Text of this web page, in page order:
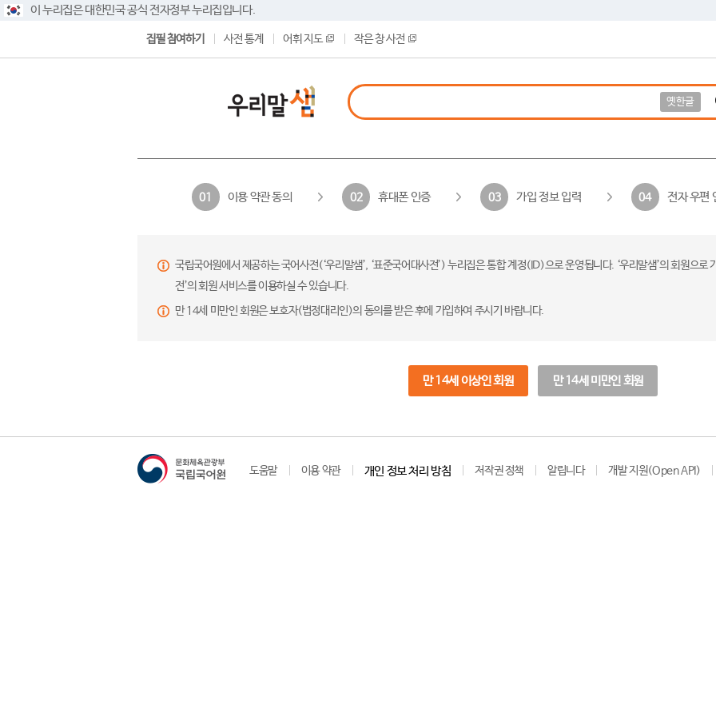
이 누리집은 대한민국 공식 전자정부 누리집입니다.
집필 참여하기 사전 통계 어휘 지도 작은 창 사전
옛한글
01 이용 약관 동의 02 휴대폰 인증 03 가입 정보 입력 04 전자 우편
국립국어원에서 제공하는 국어사전(‘우리말샘’, ‘표준국어대사전’) 누리집은 통합 계정(ID)으로 운영됩니다. ‘우리말샘’의 회원으
전’의 회원 서비스를 이용하실 수 있습니다.
만 14세 미만인 회원은 보호자(법정대리인)의 동의를 받은 후에 가입하여 주시기 바랍니다.
만 14세 이상인 회원 만 14세 미만인 회원
도움말 이용 약관 개인 정보 처리 방침 저작권 정책 알립니다 개발 지원(Open API)